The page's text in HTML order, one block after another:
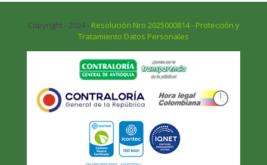
Copyright - 2024 - Resolución Nro 2025000814 - Protección y
Tratamiento Datos Personales